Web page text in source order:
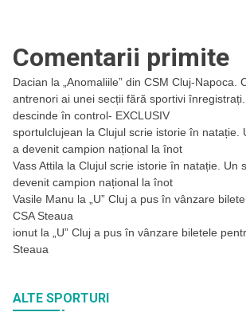
Comentarii primite
Dacian la
„Anomaliile” din CSM Cluj-Napoca.
antrenori ai unei secții fără sportivi
descinde în control- EXCLUSIV
sportulclujean la Clujul scrie istorie în natație.
a devenit campion național la înot
Vass Attila la Clujul scrie istorie în natație. Un
devenit campion național la înot
Vasile Manu la
„U” Cluj a pus în vânzare
CSA Steaua
ionut la
„U” Cluj a pus în vânzare biletele
Steaua
ALTE SPORTURI